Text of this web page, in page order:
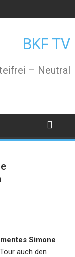
BKF TV
– Neutral
Simone
auch den